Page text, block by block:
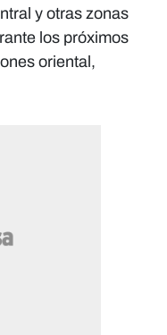
y otras zonas
los próximos
oriental,